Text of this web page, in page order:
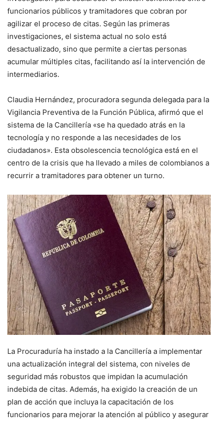
funcionarios públicos y tramitadores que cobran por
agilizar el proceso de citas. Según las primeras
investigaciones, el sistema actual no solo está
desactualizado, sino que permite a ciertas personas
acumular múltiples citas, facilitando así la intervención de
intermediarios.
Claudia Hernández, procuradora segunda delegada para la
Vigilancia Preventiva de la Función Pública, afirmó que el
sistema de la Cancillería «se ha quedado atrás en la
tecnología y no responde a las necesidades de los
ciudadanos». Esta obsolescencia tecnológica está en el
centro de la crisis que ha llevado a miles de colombianos a
recurrir a tramitadores para obtener un turno.
La Procuraduría ha instado a la Cancillería a implementar
una actualización integral del sistema, con niveles de
seguridad más robustos que impidan la acumulación
indebida de citas. Además, ha exigido la creación de un
plan de acción que incluya la capacitación de los
funcionarios para mejorar la atención al público y asegurar